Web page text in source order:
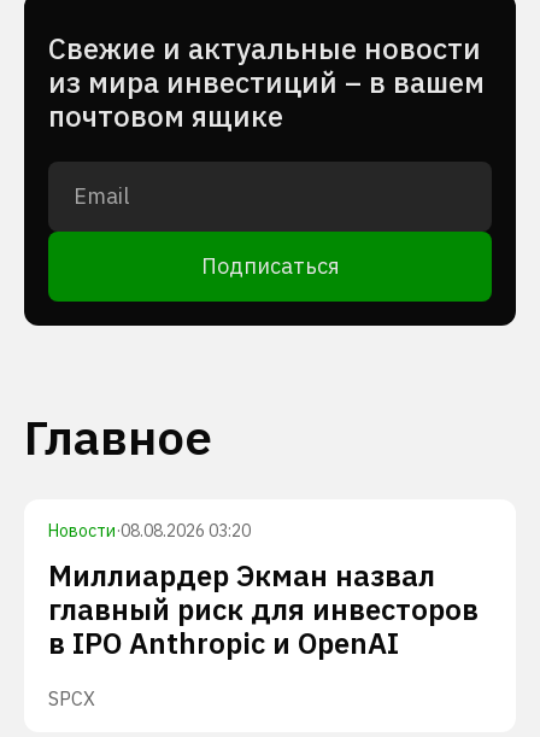
Cвежие и актуальные новости
из мира инвестиций – в вашем
почтовом ящике
Подписаться
Главное
Новости·08.08.2026 03:20
Миллиардер Экман назвал
главный риск для инвесторов
в IPO Anthropic и OpenAI
SPCX